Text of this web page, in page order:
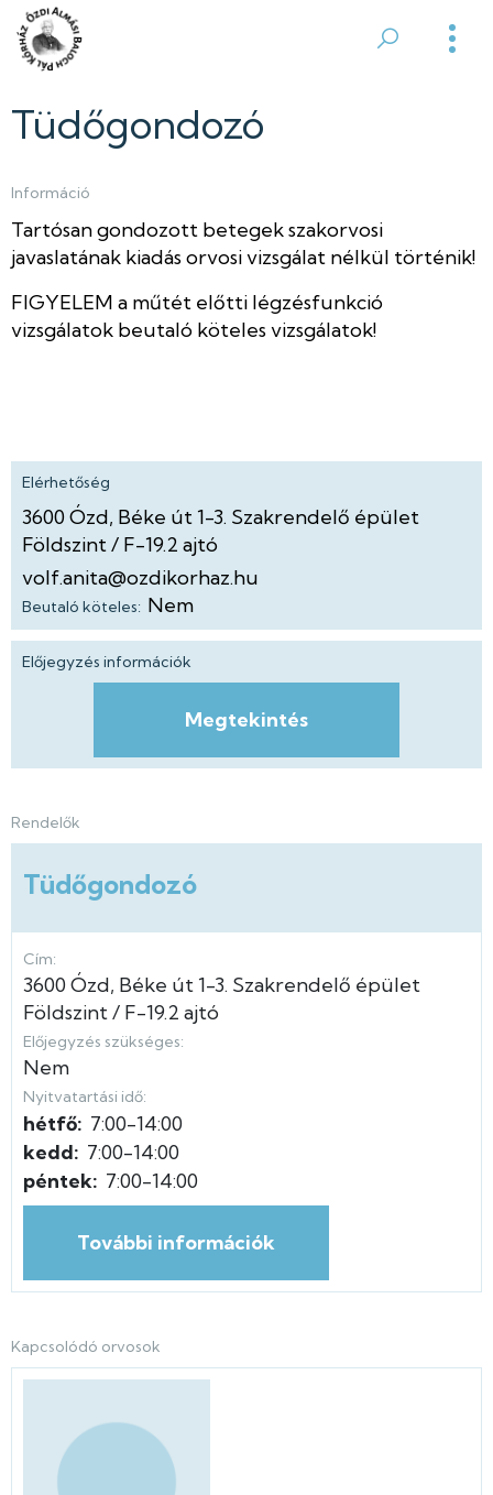
Ugrás
tartalomraÓzdi
Almási
Balogh
Pál
Kórház
Tüdőgondozó
Információ
Tartósan gondozott betegek szakorvosi
javaslatának kiadás orvosi vizsgálat nélkül történik!
FIGYELEM a műtét előtti légzésfunkció
vizsgálatok beutaló köteles vizsgálatok!
Elérhetőség
3600Ózd Béke út1-3. Szakrendelő épület
Földszint
F-19.2 ajtó
volf.anita@ozdikorhaz.hu
Beutaló köteles: Nem
Előjegyzés információk
Megtekintés
Rendelők
Tüdőgondozó
Cím:
3600Ózd Béke út 1-3. Szakrendelő épület
Földszint
F-19.2 ajtó
Előjegyzés szükséges:
Nem
Nyitvatartási idő:
hétfő: 7:00-14:00
kedd: 7:00-14:00
péntek: 7:00-14:00
További információk
Kapcsolódó orvosok